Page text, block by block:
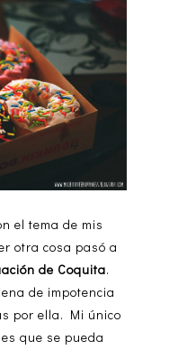
el tema de mis
otra cosa pasó a
de Coquita.
de impotencia
por ella. Mi único
que se pueda